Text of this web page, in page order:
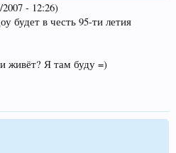
- 12:26)
будет в честь 95-ти летия
живёт? Я там буду =)